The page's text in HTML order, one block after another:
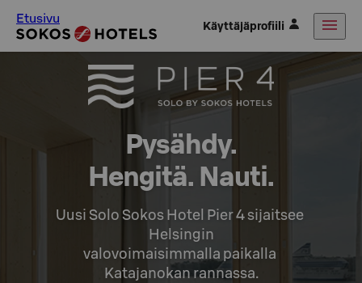
Etusivu Käyttäjäprofiili
Pysähdy.
Hengitä. Nauti.
Uusi Solo Sokos Hotel Pier 4 sijaitsee
Helsingin
valovoimaisimmalla paikalla
Katajanokan rannassa.